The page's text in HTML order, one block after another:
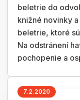
beletrie do
knižné novinky
beletrie, ktoré
Na odstránení
pochopenie a
7.2.2020